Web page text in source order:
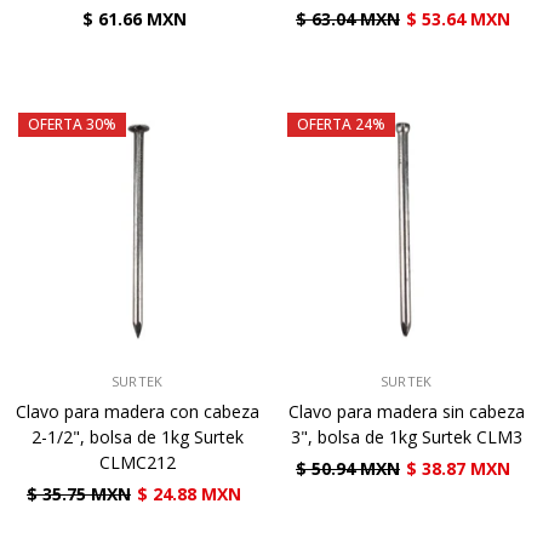
$ 61.66 MXN
$ 63.04 MXN $ 53.64 MXN
OFERTA 30%
SURTEK
Clavo para madera con cabeza
2-1/2", bolsa de 1kg Surtek
CLMC212
$ 35.75 MXN $ 24.88 MXN
OFERTA 24%
SURTEK
Clavo para madera sin cabeza
3", bolsa de 1kg Surtek CLM3
$ 50.94 MXN $ 38.87 MXN